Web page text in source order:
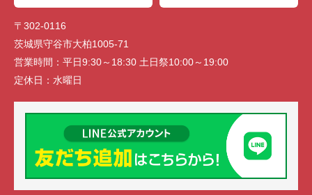
〒302-0116
茨城県守谷市大柏1005-71
営業時間： 平日9:30～18:30 土日祭10:00～19:00
定休日： 水曜日